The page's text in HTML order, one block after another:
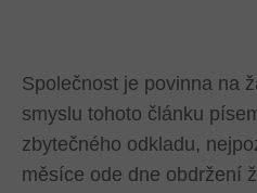
Společnost je povinna na
smyslu tohoto článku
zbytečného odkladu,
měsíce ode dne obdržení